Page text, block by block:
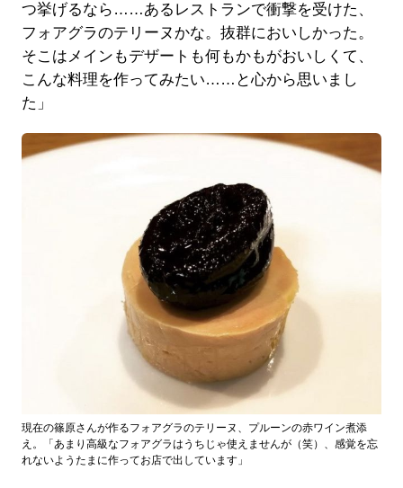
つ挙げるなら……あるレストランで衝撃を受けた、
フォアグラのテリーヌかな。抜群においしかった。
そこはメインもデザートも何もかもがおいしくて、
こんな料理を作ってみたい……と心から思いまし
た」
現在の篠原さんが作るフォアグラのテリーヌ、プルーンの赤ワイン煮添
え。「あまり高級なフォアグラはうちじゃ使えませんが（笑）、感覚を忘
れないようたまに作ってお店で出しています」